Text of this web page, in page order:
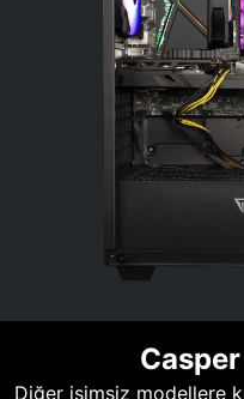
Diğer isimsiz modellere